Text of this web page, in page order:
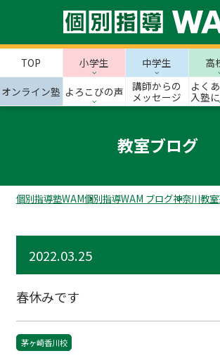
TOP 小学生 中学生 高
オンライン塾 よろこびの声
講師からの
メッセージ
よく
入塾
教室ブログ
個別指導塾WAM個別指導WAM ブログ神奈川教室
2022.03.25
春休みです
茅ヶ崎香川校